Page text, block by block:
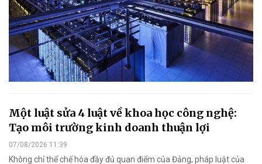
Một luật sửa 4 luật về khoa học công nghệ:
Tạo môi trường kinh doanh thuận lợi
07/08/2026 11:39
Không chỉ thể chế hóa đầy đủ quan điểm của Đảng, pháp luật của